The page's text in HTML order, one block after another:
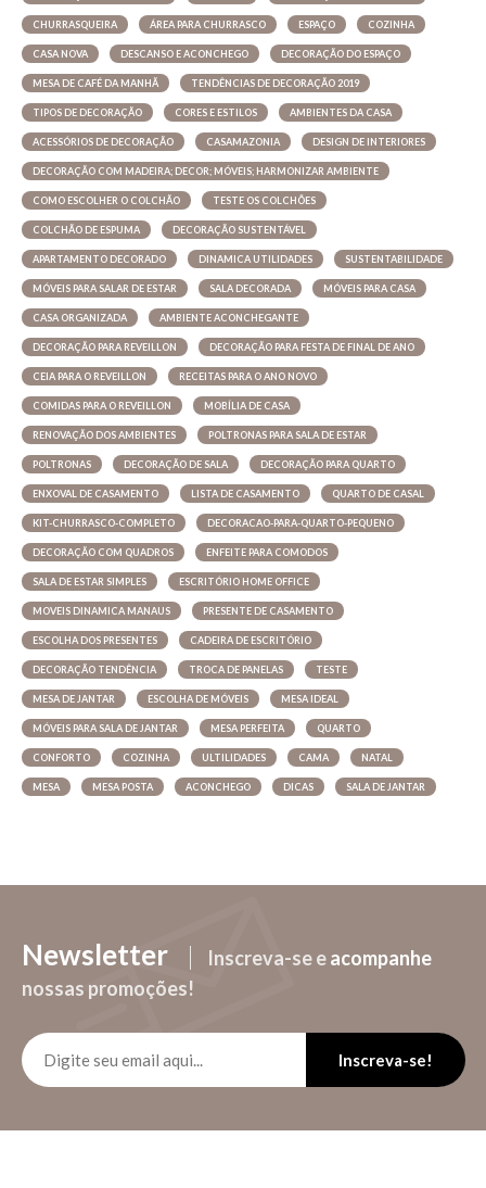
CHURRASQUEIRA ÁREA PARA CHURRASCO ESPAÇO COZINHA
CASA NOVA DESCANSO E ACONCHEGO DECORAÇÃO DO ESPAÇO
MESA DE CAFÉ DA MANHÃ TENDÊNCIAS DE DECORAÇÃO 2019
TIPOS DE DECORAÇÃO CORES E ESTILOS AMBIENTES DA CASA
ACESSÓRIOS DE DECORAÇÃO CASAMAZONIA DESIGN DE INTERIORES
DECORAÇÃO COM MADEIRA; DECOR; MÓVEIS; HARMONIZAR AMBIENTE
COMO ESCOLHER O COLCHÃO TESTE OS COLCHÕES
COLCHÃO DE ESPUMA DECORAÇÃO SUSTENTÁVEL
APARTAMENTO DECORADO DINAMICA UTILIDADES SUSTENTABILIDADE
MÓVEIS PARA SALAR DE ESTAR SALA DECORADA MÓVEIS PARA CASA
CASA ORGANIZADA AMBIENTE ACONCHEGANTE
DECORAÇÃO PARA REVEILLON DECORAÇÃO PARA FESTA DE FINAL DE ANO
CEIA PARA O REVEILLON RECEITAS PARA O ANO NOVO
COMIDAS PARA O REVEILLON MOBÍLIA DE CASA
RENOVAÇÃO DOS AMBIENTES POLTRONAS PARA SALA DE ESTAR
POLTRONAS DECORAÇÃO DE SALA DECORAÇÃO PARA QUARTO
ENXOVAL DE CASAMENTO LISTA DE CASAMENTO QUARTO DE CASAL
KIT-CHURRASCO-COMPLETO DECORACAO-PARA-QUARTO-PEQUENO
DECORAÇÃO COM QUADROS ENFEITE PARA COMODOS
SALA DE ESTAR SIMPLES ESCRITÓRIO HOME OFFICE
MOVEIS DINAMICA MANAUS PRESENTE DE CASAMENTO
ESCOLHA DOS PRESENTES CADEIRA DE ESCRITÓRIO
DECORAÇÃO TENDÊNCIA TROCA DE PANELAS TESTE
MESA DE JANTAR ESCOLHA DE MÓVEIS MESA IDEAL
MÓVEIS PARA SALA DE JANTAR MESA PERFEITA QUARTO
CONFORTO COZINHA ULTILIDADES CAMA NATAL
MESA MESA POSTA ACONCHEGO DICAS SALA DE JANTAR
Newsletter Inscreva-se eacompanhe
nossas promoções!
Inscreva-se!